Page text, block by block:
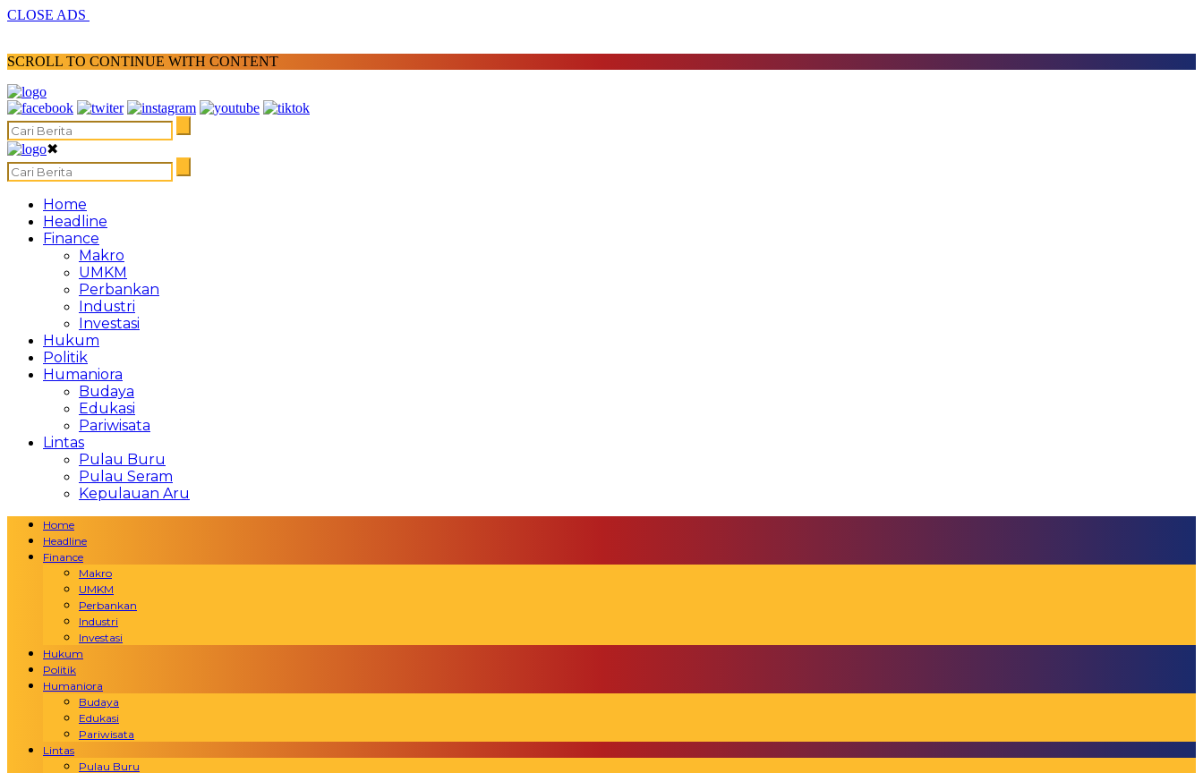
CLOSE ADS
SCROLL TO CONTINUE WITH CONTENT
✖
Home
Headline
Finance
Makro
UMKM
Perbankan
Industri
Investasi
Hukum
Politik
Humaniora
Budaya
Edukasi
Pariwisata
Lintas
Pulau Buru
Pulau Seram
Kepulauan Aru
Home
Headline
Finance
Makro
UMKM
Perbankan
Industri
Investasi
Hukum
Politik
Humaniora
Budaya
Edukasi
Pariwisata
Lintas
Pulau Buru